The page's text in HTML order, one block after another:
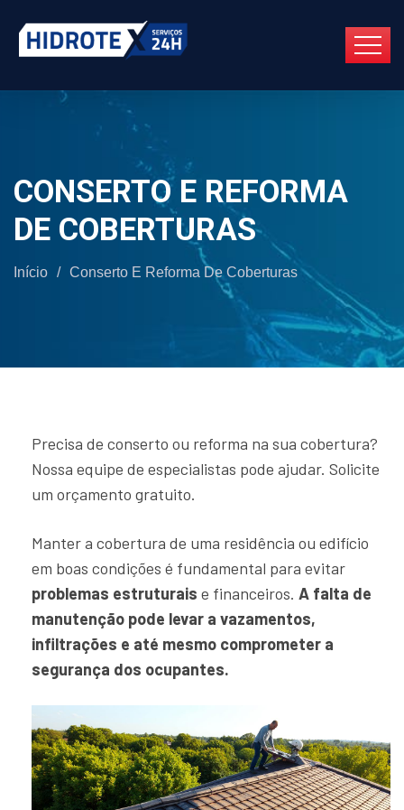
CONSERTO E REFORMA
DE COBERTURAS
Início / Conserto E Reforma De Coberturas
Precisa de conserto ou reforma na sua cobertura?
Nossa equipe de especialistas pode ajudar. Solicite
um orçamento gratuito.
Manter a cobertura de uma residência ou edifício
em boas condições é fundamental para evitar
problemas estruturais e financeiros. A falta de
manutenção pode levar a vazamentos,
infiltrações e até mesmo comprometer a
segurança dos ocupantes.